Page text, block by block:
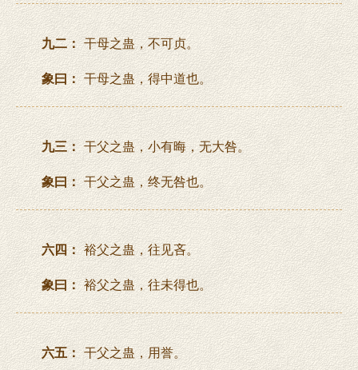
九二：干母之蛊，不可贞。
象曰：干母之蛊，得中道也。
九三：干父之蛊，小有晦，无大咎。
象曰：干父之蛊，终无咎也。
六四：裕父之蛊，往见吝。
象曰：裕父之蛊，往未得也。
六五：干父之蛊，用誉。